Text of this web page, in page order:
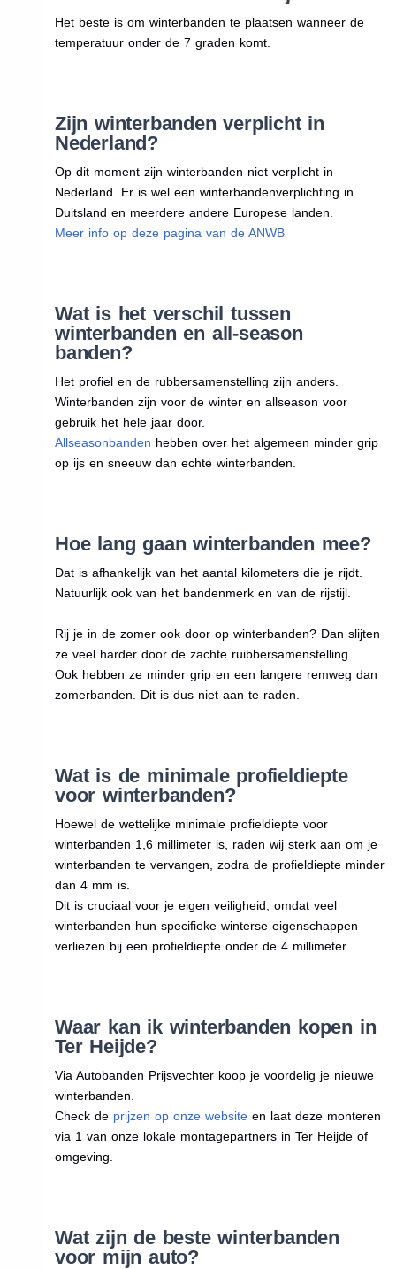
Het beste is om winterbanden te plaatsen wanneer de
temperatuur onder de 7 graden komt.
Zijn winterbanden verplicht in
Nederland?
Op dit moment zijn winterbanden niet verplicht in
Nederland. Er is wel een winterbandenverplichting in
Duitsland en meerdere andere Europese landen.
Meer info op deze pagina van de ANWB
Wat is het verschil tussen
winterbanden en all-season
banden?
Het profiel en de rubbersamenstelling zijn anders.
Winterbanden zijn voor de winter en allseason voor
gebruik het hele jaar door.
Allseasonbanden hebben over het algemeen minder grip
op ijs en sneeuw dan echte winterbanden.
Hoe lang gaan winterbanden mee?
Dat is afhankelijk van het aantal kilometers die je rijdt.
Natuurlijk ook van het bandenmerk en van de rijstijl.
Rij je in de zomer ook door op winterbanden? Dan slijten
ze veel harder door de zachte ruibbersamenstelling.
Ook hebben ze minder grip en een langere remweg dan
zomerbanden. Dit is dus niet aan te raden.
Wat is de minimale profieldiepte
voor winterbanden?
Hoewel de wettelijke minimale profieldiepte voor
winterbanden 1,6 millimeter is, raden wij sterk aan om je
winterbanden te vervangen, zodra de profieldiepte minder
dan 4 mm is.
Dit is cruciaal voor je eigen veiligheid, omdat veel
winterbanden hun specifieke winterse eigenschappen
verliezen bij een profieldiepte onder de 4 millimeter.
Waar kan ik winterbanden kopen in
Ter Heijde?
Via Autobanden Prijsvechter koop je voordelig je nieuwe
winterbanden.
Check de prijzen op onze websiteen laat deze monteren
via 1 van onze lokale montagepartners in Ter Heijde of
omgeving.
Wat zijn de beste winterbanden
voor mijn auto?